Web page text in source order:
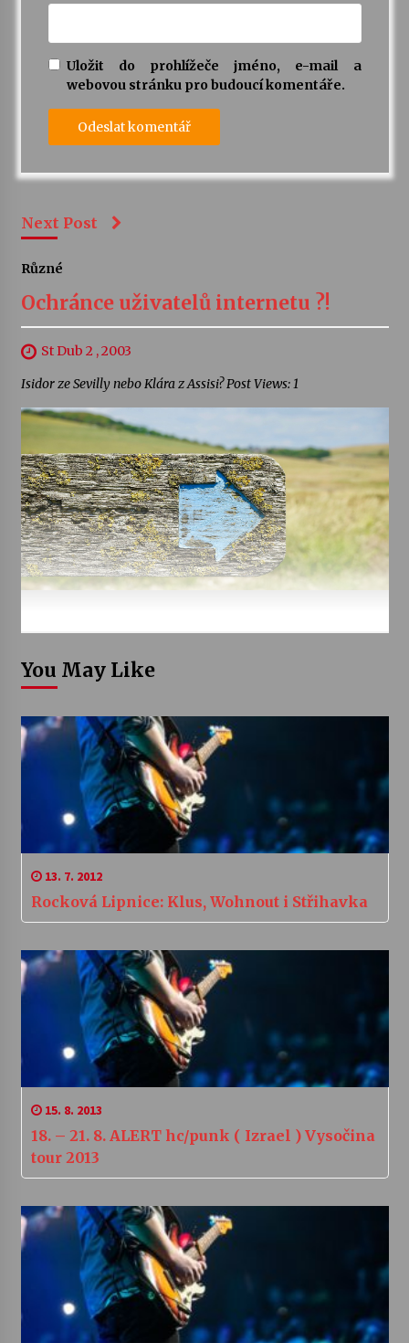
Uložit do prohlížeče jméno, e-mail a
webovou stránku pro budoucí komentáře.
Next Post
Různé
Ochránce uživatelů internetu ?!
St Dub 2 , 2003
Isidor ze Sevilly nebo Klára z Assisi? Post Views: 1
You May Like
13. 7. 2012
Rocková Lipnice: Klus, Wohnout i Střihavka
15. 8. 2013
18. – 21. 8. ALERT hc/punk ( Izrael ) Vysočina
tour 2013